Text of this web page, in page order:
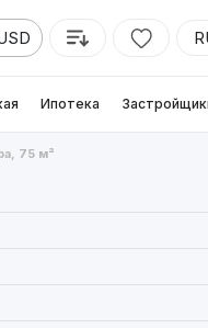
Ипотека
75 м²